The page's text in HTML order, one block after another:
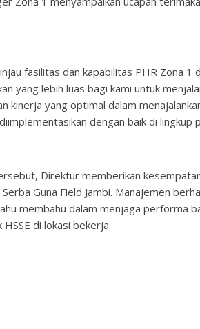
fasilitas dan kapabilitas PHR Zona 1
yang lebih luas bagi kami untuk
kinerja yang optimal dalam
dengan baik di lingkup
Direktur memberikan
Guna Field Jambi. Manajemen
membahu dalam menjaga performa
di lokasi bekerja.